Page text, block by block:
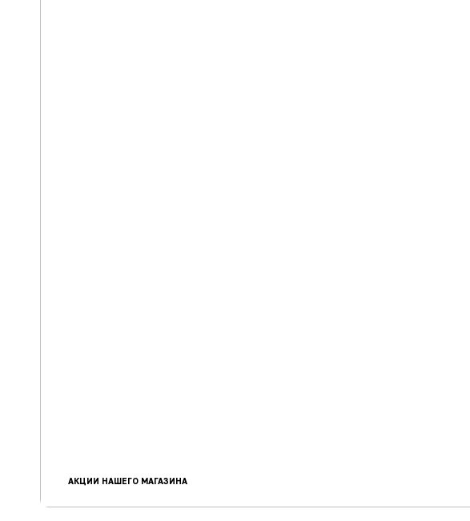
АКЦИИ НАШЕГО МАГАЗИНА